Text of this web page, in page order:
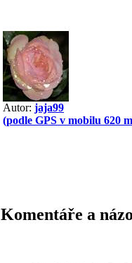
Autor: jaja99
(podle GPS v mobilu 620
Komentáře a